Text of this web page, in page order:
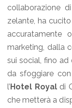
collaborazione di
zelante, ha
accuratamente
marketing, dalla
sui social, fino
da sfoggiare
l’ Hotel Royaldi
che metterà a